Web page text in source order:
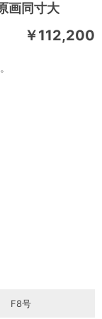
画同寸大
￥112,200
F8号